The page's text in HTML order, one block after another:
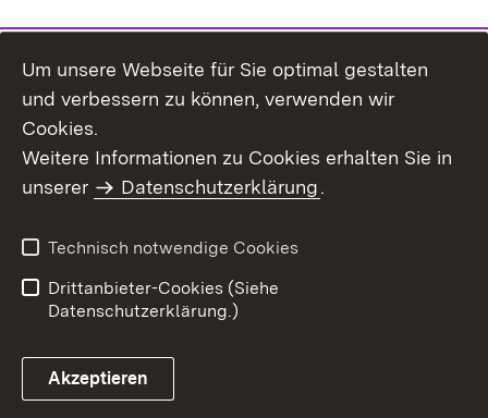
Um unsere Webseite für Sie optimal gestalten
und verbessern zu können, verwenden wir
Cookies.
Weitere Informationen zu Cookies erhalten Sie in
unserer
Datenschutzerklärung.
Technisch notwendige Cookies
Drittanbieter-Cookies (Siehe
Datenschutzerklärung.)
Akzeptieren